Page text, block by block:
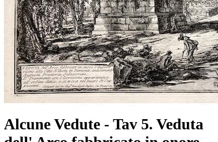
Alcune Vedute - Tav 5. Veduta